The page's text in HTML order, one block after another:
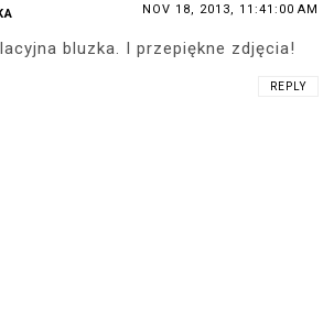
NOV 18, 2013, 11:41:00 AM
bluzka. I przepiękne zdjęcia!
REPLY